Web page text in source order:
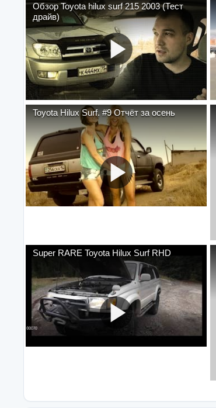
Обзор Toyota hilux surf 215 2003 (Тест
драйв)
Toyota Hilux Surf. #9 Отчёт за осень
Super RARE Toyota Hilux Surf RHD